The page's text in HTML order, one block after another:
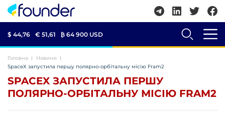
$ 44,76 € 51,61 ₿ 64 900 USD
Головна
Новини
SpaceX запустила першу полярно-орбітальну місію Fram2
SPACEX ЗАПУСТИЛА ПЕРШУ
ПОЛЯРНО-ОРБІТАЛЬНУ МІСІЮ FRAM2